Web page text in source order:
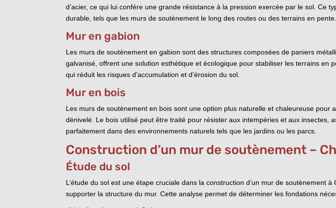
d’acier, ce qui lui confère une grande résistance à la pression exercée par le sol. Ce
durable, tels que les murs de soutènement le long des routes ou des terrains en pente.
Mur en gabion
Les murs de soutènement en gabion sont des structures composées de paniers
galvanisé, offrent une solution esthétique et écologique pour stabiliser les terrains
qui réduit les risques d’accumulation et d’érosion du sol.
Mur en bois
Les murs de soutènement en bois sont une option plus naturelle et chaleureuse
dénivelé. Le bois utilisé peut être traité pour résister aux intempéries et aux insectes,
parfaitement dans des environnements naturels tels que les jardins ou les parcs.
Construction d’un mur de soutènement –
Étude du sol
L’étude du sol est une étape cruciale dans la construction d’un mur de soutènement
supporter la structure du mur. Cette analyse permet de déterminer les fondations